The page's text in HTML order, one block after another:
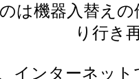
は機器入替え
り行き
インターネッ